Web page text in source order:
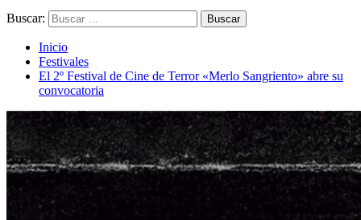
Buscar:
Inicio
Festivales
El 2º Festival de Cine de Terror «Merlo Sangriento» abre su
convocatoria